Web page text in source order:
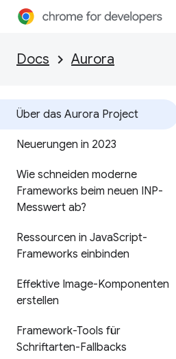
Docs Aurora
Über das Aurora Project
Neuerungen in 2023
Wie schneiden moderne
Frameworks beim neuen INP-
Messwert ab?
Ressourcen in JavaScript-
Frameworks einbinden
Effektive Image-Komponenten
erstellen
Framework-Tools für
Schriftarten-Fallbacks